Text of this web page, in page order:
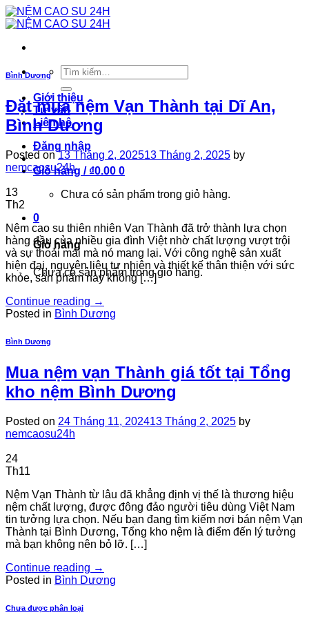
Skip
to
Tìm
kiếm:
Giới thiệu
Tư vấn
Liên hệ
Đăng nhập
Giỏ hàng / ₫0.00 0
Chưa có sản phẩm trong giỏ hàng.
0
Giỏ hàng
Chưa có sản phẩm trong giỏ hàng.
Bình Dương
Đặt mua nệm Vạn Thành tại Dĩ An,
Bình Dương
Posted on13 Tháng 2, 202513 Tháng 2, 2025 by
nemcaosu24h
13
Th2
Nệm cao su thiên nhiên Vạn Thành đã trở thành lựa chọn
hàng đầu của nhiều gia đình Việt nhờ chất lượng vượt trội
và sự thoải mái mà nó mang lại. Với công nghệ sản xuất
hiện đại, nguyên liệu tự nhiên và thiết kế thân thiện với sức
khỏe, sản phẩm này không […]
Continue reading →
Posted in Bình Dương
Bình Dương
Mua nệm vạn Thành giá tốt tại Tổng
kho nệm Bình Dương
Posted on 24 Tháng 11, 202413 Tháng 2, 2025 by
nemcaosu24h
24
Th11
Nệm Vạn Thành từ lâu đã khẳng định vị thế là thương hiệu
nệm chất lượng, được đông đảo người tiêu dùng Việt Nam
tin tưởng lựa chọn. Nếu bạn đang tìm kiếm nơi bán nệm Vạn
Thành tại Bình Dương, Tổng kho nệm là điểm đến lý tưởng
mà bạn không nên bỏ lỡ. […]
Continue reading →
Posted in Bình Dương
Chưa được phân loại